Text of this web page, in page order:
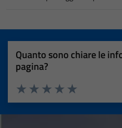
Quanto sono chiare le
pagina?
Valuta 5 stelle
Valuta 4 stelle su 5
Valuta 3 stelle su 5
Valuta 2 stelle su 5
Valuta 1 stelle su 5